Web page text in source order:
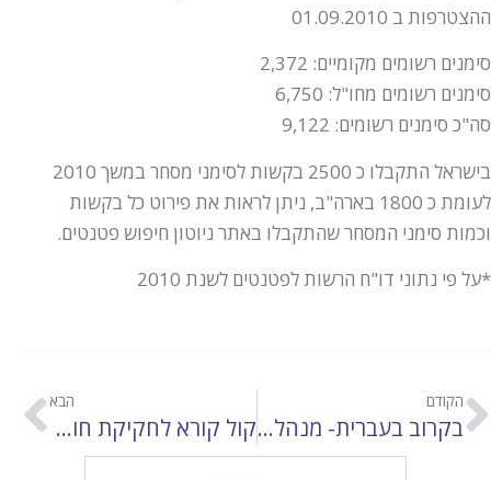
ההצטרפות ב 01.09.2010
סימנים רשומים מקומיים: 2,372
סימנים רשומים מחו"ל: 6,750
סה"כ סימנים רשומים: 9,122
בישראל התקבלו כ 2500 בקשות לסימני מסחר במשך 2010
לעומת כ 1800 בארה"ב, ניתן לראות את פירוט כל בקשות
וכמות סימני המסחר שהתקבלו באתר ניוטון חיפוש פטנטים.
*על פי נתוני דו"ח הרשות לפטנטים לשנת 2010
הקודם
בקרוב בעברית- מנהל הסוגים והסחורות של פרוטוקול מדריד
הבא
קול קורא לחקיקת חוק סימני מסחר